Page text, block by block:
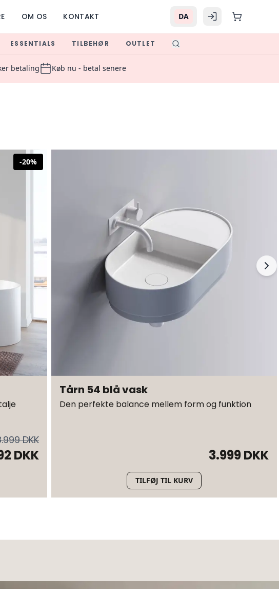
OM OS KONTAKT DA
ESSENTIALS TILBEHØR OUTLET
Bath
betaling Køb nu - betal senere
-20%
DKK
DKK
Tårn 54 blå vask
Den perfekte balance mellem form og funktion
3.999 DKK
TILFØJ TIL KURV